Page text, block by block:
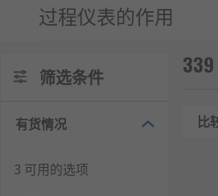
过程仪表的作用
多功能面板仪表是传统面板
量、电能计量、数据显示、采
如何使用过程仪表？
过程仪表与电流互感器配合使
可以通过选择首选项（包括
筛选条件
有货情况
3 可用的选项
比